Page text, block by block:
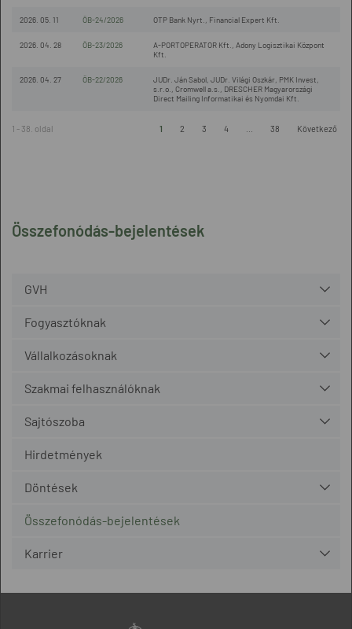
Összefonódás-bejelentések
GVH
Fogyasztóknak
Vállalkozásoknak
Szakmai felhasználóknak
Sajtószoba
Hirdetmények
Döntések
Összefonódás-bejelentések
Karrier
2026. 05. 11 ÖB-24/2026 OTP Bank Nyrt., Financial Expert Kft.
2026. 04. 28 ÖB-23/2026
A-PORTOPERATOR Kft., Adony Logisztikai Központ
Kft.
2026. 04. 27 ÖB-22/2026
JUDr. Ján Sabol, JUDr. Világi Oszkár, PMK Invest,
s.r.o., Cromwell a.s., DRESCHER Magyarországi
Direct Mailing Informatikai és Nyomdai Kft.
1 - 38. oldal 1 2 3 4 38 Következő